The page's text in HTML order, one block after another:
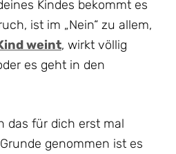
Kindes bekommt es
ist im „Nein“ zu allem,
weint, wirkt völlig
es geht in den
das für dich erst mal
genommen ist es